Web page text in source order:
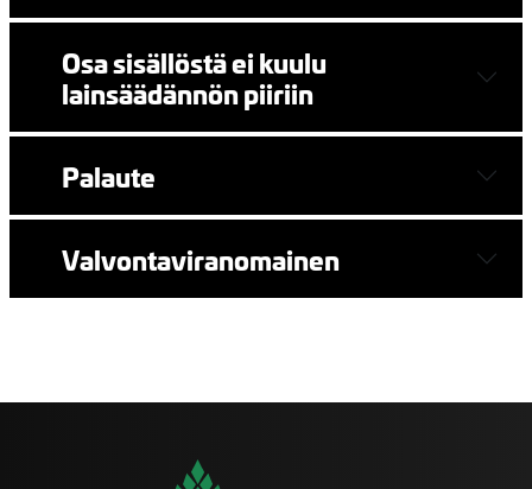
Osa sisällöstä ei kuulu
lainsäädännön piiriin
Palaute
Valvontaviranomainen